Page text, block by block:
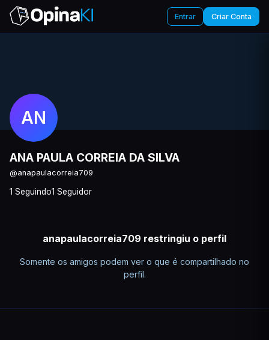
Entrar Criar Conta
AN
ANA PAULA CORREIA DA SILVA
@anapaulacorreia709
1 Seguindo1 Seguidor
anapaulacorreia709 restringiu o perfil
Somente os amigos podem ver o que é compartilhado no
perfil.